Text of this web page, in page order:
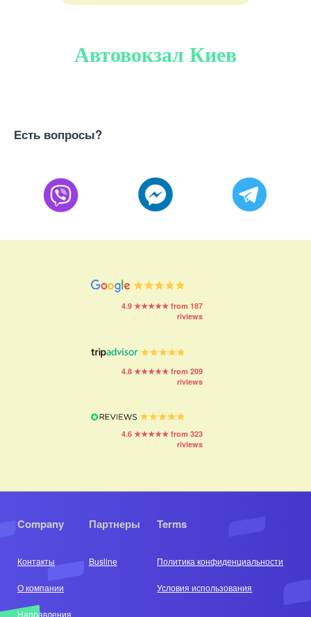
Автовокзал Киев
Есть вопросы?
4.9 ★★★★★ from 187
riviews
4.8 ★★★★★ from 209
riviews
4.6 ★★★★★ from 323
riviews
Company
Контакты
О компании
Направления
Партнеры
Busline
Terms
Политика конфиденциальности
Условия использования